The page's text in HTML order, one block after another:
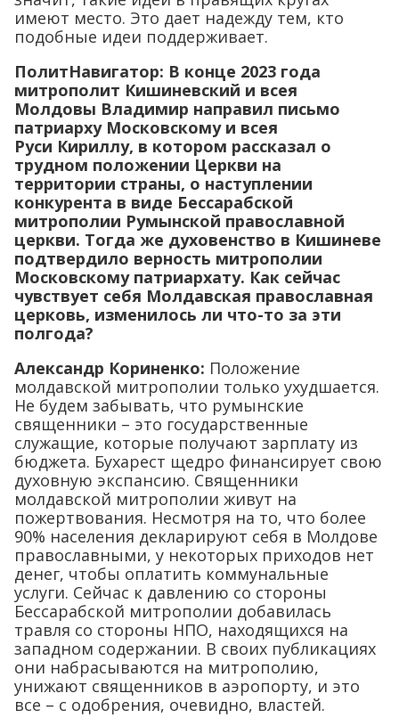
имеют место. Это дает надежду тем, кто
подобные идеи поддерживает.
ПолитНавигатор: В конце 2023 года
митрополит Кишиневский и всея
Молдовы Владимир направил письмо
патриарху Московскому и всея
Руси Кириллу, в котором рассказал о
трудном положении Церкви на
территории страны, о наступлении
конкурента в виде Бессарабской
митрополии Румынской православной
церкви. Тогда же духовенство в Кишиневе
подтвердило верность митрополии
Московскому патриархату. Как сейчас
чувствует себя Молдавская православная
церковь, изменилось ли что-то за эти
полгода?
Александр Кориненко: Положение
молдавской митрополии только ухудшается.
Не будем забывать, что румынские
священники – это государственные
служащие, которые получают зарплату из
бюджета. Бухарест щедро финансирует свою
духовную экспансию. Священники
молдавской митрополии живут на
пожертвования. Несмотря на то, что более
90% населения декларируют себя в Молдове
православными, у некоторых приходов нет
денег, чтобы оплатить коммунальные
услуги. Сейчас к давлению со стороны
Бессарабской митрополии добавилась
травля со стороны НПО, находящихся на
западном содержании. В своих публикациях
они набрасываются на митрополию,
унижают священников в аэропорту, и это
все – с одобрения, очевидно, властей.